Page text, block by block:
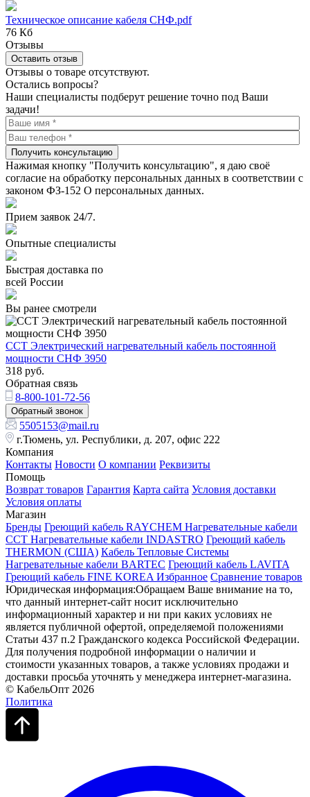
Техническое описание кабеля СНФ.pdf
76 Кб
Отзывы
Оставить отзыв
Отзывы о товаре отсутствуют.
Остались вопросы?
Наши специалисты подберут решение точно под Ваши
задачи!
Получить консультацию
Нажимая кнопку "Получить консультацию", я даю своё
согласие на обработку персональных данных в соответствии с
законом ФЗ-152 О персональных данных.
Прием заявок 24/7.
Опытные специалисты
Быстрая доставка по
всей России
Вы ранее смотрели
ССТ Электрический нагревательный кабель постоянной
мощности СНФ 3950
318 руб.
Обратная связь
8-800-101-72-56
Обратный звонок
5505153@mail.ru
г.Тюмень, ул. Республики, д. 207, офис 222
Компания
Контакты Новости О компании Реквизиты
Помощь
Возврат товаров Гарантия Карта сайта Условия доставки
Условия оплаты
Магазин
Бренды Греющий кабель RAYCHEM Нагревательные кабели
ССТ Нагревательные кабели INDASTRO Греющий кабель
THERMON (США) Кабель Тепловые Системы
Нагревательные кабели BARTEC Греющий кабель LAVITA
Греющий кабель FINE KOREA Избранное Сравнение товаров
Юридическая информация:Обращаем Ваше внимание на то,
что данный интернет-сайт носит исключительно
информационный характер и ни при каких условиях не
является публичной офертой, определяемой положениями
Статьи 437 п.2 Гражданского кодекса Российской Федерации.
Для получения подробной информации о наличии и
стоимости указанных товаров, а также условиях продажи и
доставки просьба уточнять у менеджера интернет-магазина.
© КабельОпт 2026
Политика